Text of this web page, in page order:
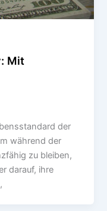
Mit
der
während der
zu bleiben,
darauf, ihre